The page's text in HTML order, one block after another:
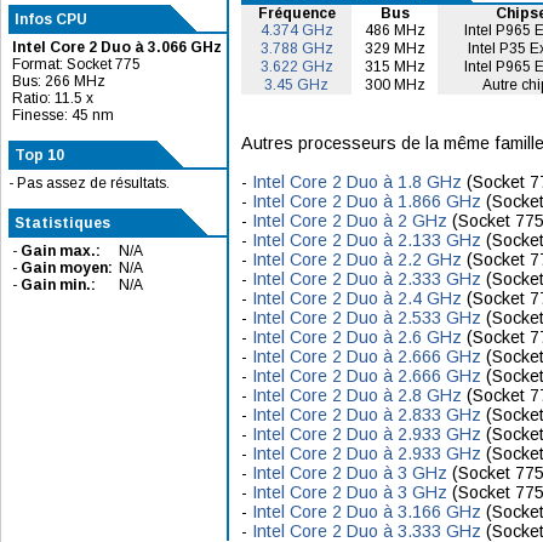
Infos CPU
Intel Core 2 Duo à 3.066 GHz
Format: Socket 775
Bus: 266 MHz
Ratio: 11.5 x
Finesse: 45 nm
Top 10
- Pas assez de résultats.
Statistiques
- Gain max.:
N/A
- Gain moyen: N/A
- Gain min.: N/A
Fréquence
Bus
4.374 GHz
486 MHz
Intel P965
3.788 GHz
329 MHz
Intel P35
3.622 GHz
315 MHz
Intel P965
3.45 GHz
300 MHz Autre
Autres processeurs de la même
- Intel Core 2 Duo à 1.8 GHz (Socket
- Intel Core 2 Duo à 1.866 GHz
- Intel Core 2 Duo à 2 GHz (Socket
- Intel Core 2 Duo à 2.133 GHz
- Intel Core 2 Duo à 2.2 GHz (Socket
- Intel Core 2 Duo à 2.333 GHz
- Intel Core 2 Duo à 2.4 GHz (Socket
- Intel Core 2 Duo à 2.533 GHz
- Intel Core 2 Duo à 2.6 GHz (Socket
- Intel Core 2 Duo à 2.666 GHz
- Intel Core 2 Duo à 2.666 GHz
- Intel Core 2 Duo à 2.8 GHz (Socket
- Intel Core 2 Duo à 2.833 GHz
- Intel Core 2 Duo à 2.933 GHz
- Intel Core 2 Duo à 2.933 GHz
- Intel Core 2 Duo à 3 GHz (Socket
- Intel Core 2 Duo à 3 GHz (Socket
- Intel Core 2 Duo à 3.166 GHz
- Intel Core 2 Duo à 3.333 GHz